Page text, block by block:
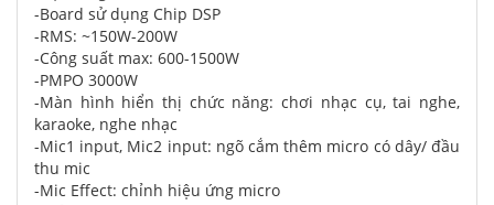
-Board sử dụng Chip DSP
-RMS: ~150W-200W
-Công suất max: 600-1500W
-PMPO 3000W
-Màn hình hiển thị chức năng: chơi nhạc cụ, tai nghe,
karaoke, nghe nhạc
-Mic1 input, Mic2 input: ngõ cắm thêm micro có dây/ đầu
thu mic
-Mic Effect: chỉnh hiệu ứng micro